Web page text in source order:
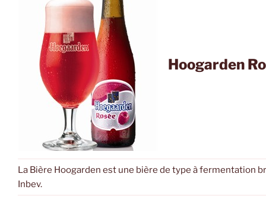
Hoogarden
La Bière Hoogarden est une bière de type à fermentation
Inbev.